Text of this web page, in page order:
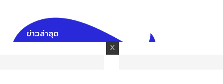
ข่าวล่าสุด